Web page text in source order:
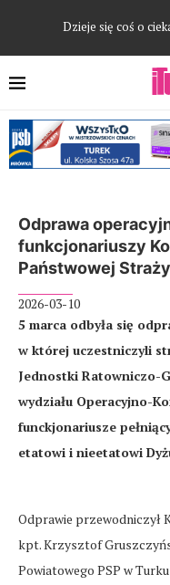
Dzieje się coś o
Odprawa
funkcjonariuszy
Państwowej
2026-03-10
5 marca odbyła się
w której uczestniczyli
Jednostki Ratowniczo-
wydziału Operacyjno-
funckjonariusze
etatowi i nieetatowi
Odprawie przewodniczył
kpt. Krzysztof
Powiatowego PSP w